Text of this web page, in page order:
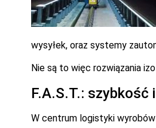
wysyłek, oraz systemy
Nie są to więc rozwiązania
F.A.S.T.: szybkość
W centrum logistyki wyrobów